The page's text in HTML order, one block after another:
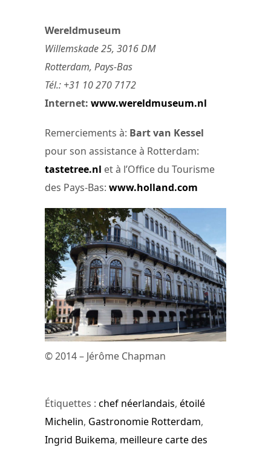
Wereldmuseum
Willemskade 25, 3016 DM
Rotterdam, Pays-Bas
Tél.: +31 10 270 7172
Internet: www.wereldmuseum.nl
Remerciements à: Bart van Kessel
pour son assistance à Rotterdam:
tastetree.nl et à l’Office du Tourisme
des Pays-Bas: www.holland.com
© 2014 – Jérôme Chapman
Étiquettes : chef néerlandais, étoilé
Michelin, Gastronomie Rotterdam,
Ingrid Buikema, meilleure carte des